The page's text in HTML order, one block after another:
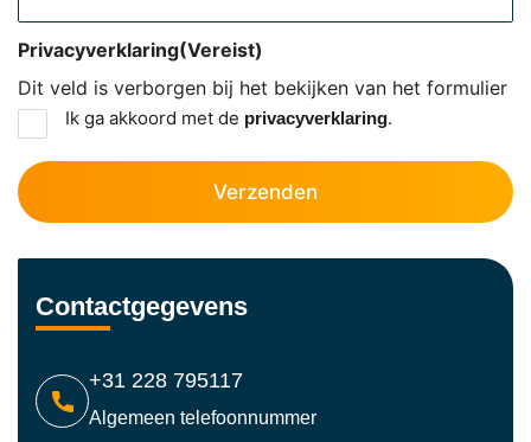
Dit veld is verborgen bij het bekijken van het formulier
Privacyverklaring(Vereist)
Ik ga akkoord met de privacyverklaring.
Contactgegevens
+31 228 795117
Algemeen telefoonnummer